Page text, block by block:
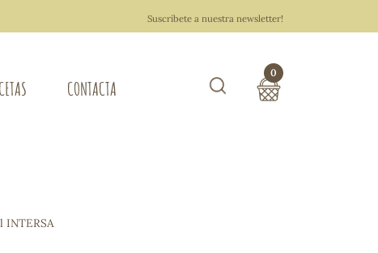
Suscríbete a nuestra newsletter!
CONTACTA
0
INTERSA